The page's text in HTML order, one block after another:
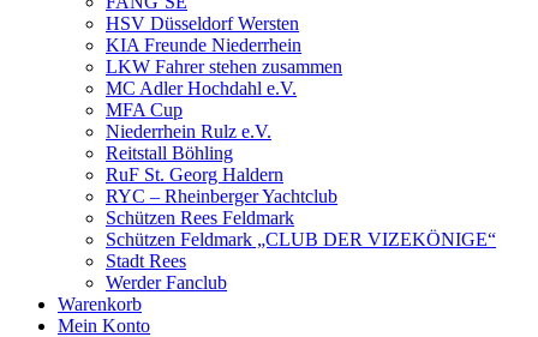
HSV Düsseldorf Wersten
KIA Freunde Niederrhein
LKW Fahrer stehen zusammen
MC Adler Hochdahl e.V.
MFA Cup
Niederrhein Rulz e.V.
Reitstall Böhling
RuF St. Georg Haldern
RYC – Rheinberger Yachtclub
Schützen Rees Feldmark
Schützen Feldmark „CLUB DER VIZEKÖNIGE“
Stadt Rees
Werder Fanclub
Warenkorb
Mein Konto